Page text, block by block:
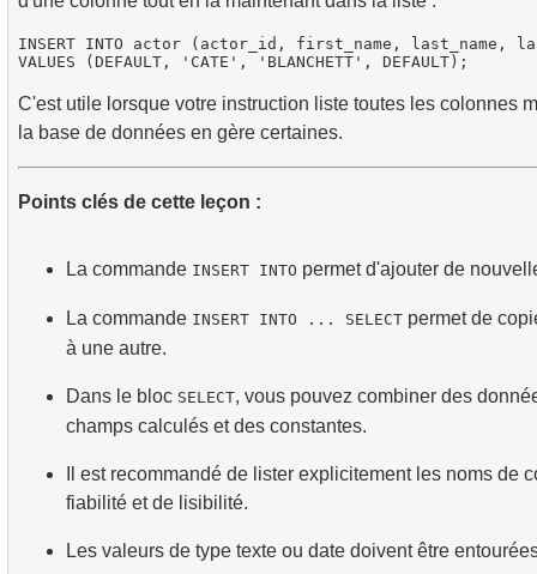
INSERT INTO actor (actor_id, first_name, last_name,
C'est utile lorsque votre instruction liste toutes les colonnes
la base de données en gère certaines.
Points clés de cette leçon :
La commande INSERT INTO permet d'ajouter de
La commande INSERT INTO ... SELECT permet de
à une autre.
Dans le bloc SELECT, vous pouvez combiner des
champs calculés et des constantes.
Il est recommandé de lister explicitement les noms de
fiabilité et de lisibilité.
Les valeurs de type texte ou date doivent être